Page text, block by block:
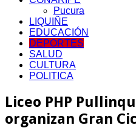
Pucura
LIQUIÑE
EDUCACIÓN
DEPORTES
SALUD
CULTURA
POLITICA
Liceo PHP
organizan Gran